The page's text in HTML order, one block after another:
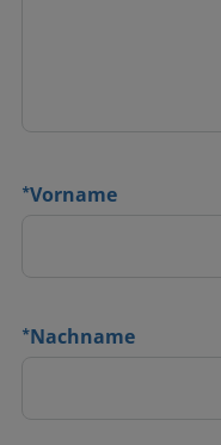
*Vorname
*Nachname